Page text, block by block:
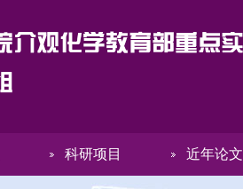
科研项目 近年论文